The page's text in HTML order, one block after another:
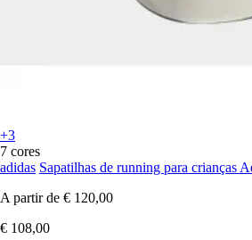
+3
7 cores
adidas Sapatilhas de running para crianças
A partir de € 120,00
€ 108,00